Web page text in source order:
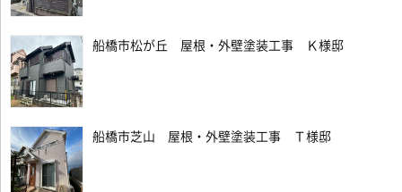
船橋市松が丘 屋根・外壁塗装工事 Ｋ様邸
船橋市芝山 屋根・外壁塗装工事 Ｔ様邸